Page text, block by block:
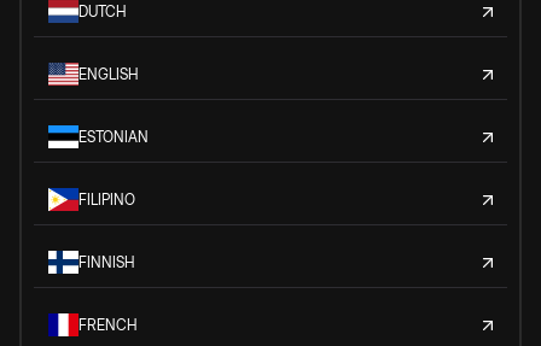
DUTCH
ENGLISH
ESTONIAN
FILIPINO
FINNISH
FRENCH